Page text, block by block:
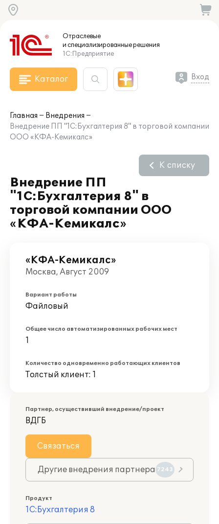
Отраслевые
и специализированныерешения
1С:Предприятие
Каталог Вход
Главная
Внедрения
Внедрение ПП "1С:Бухгалтерия 8" в торговой компании
ООО «КФА-Кемикалс»
Внедрение ПП
"1С:Бухгалтерия 8" в
торговой компании ООО
«КФА-Кемикалс»
К списку
«КФА-Кемикалс»
Москва, Август 2009
Вариант работы
Файловый
Общее число автоматизированных рабочих мест
1
Количество одновременно работающих клиентов
Толстый клиент: 1
Партнер, осуществивший внедрение/проект
ВДГБ
Связаться
Другие внедрения партнера 7243
Продукт
1С:Бухгалтерия 8